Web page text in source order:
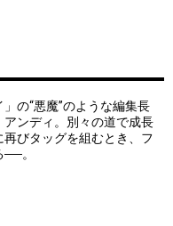
の“悪魔”のような編集長
ンディ。別々の道で成長
びタッグを組むとき、フ
。